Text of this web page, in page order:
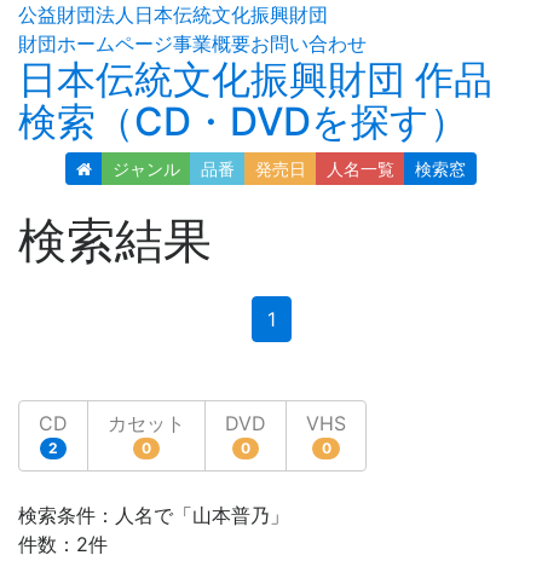
公益財団法人日本伝統文化振興財団
財団ホームページ事業概要お問い合わせ
日本伝統文化振興財団 作品
検索（CD・DVDを探す）
ジャンル 品番 発売日 人名一覧 検索窓
検索結果
1(current)
CD
2
カセット
0
DVD
0
VHS
0
検索条件：人名で「山本普乃」
件数：2件